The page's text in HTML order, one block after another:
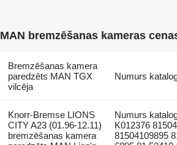
MAN bremzēšanas kameras
Bremzēšanas kamera
paredzēts MAN TGX
vilcēja
Numurs
Knorr-Bremse LIONS
CITY A23 (01.96-12.11)
bremzēšanas kamera
Numurs
K012376
81504109895